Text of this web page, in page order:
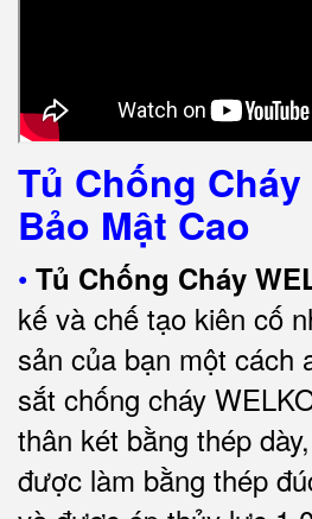
Tủ Chống
Bảo Mật Cao
• Tủ Chống Cháy
kế và chế tạo kiên cố
sản của bạn một cách
sắt chống cháy
thân két bằng thép
được làm bằng thép